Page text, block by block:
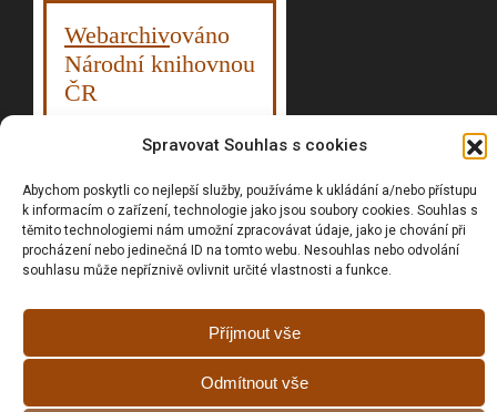
Spravovat Souhlas s cookies
Abychom poskytli co nejlepší služby, používáme k ukládání a/nebo přístupu
k informacím o zařízení, technologie jako jsou soubory cookies. Souhlas s
těmito technologiemi nám umožní zpracovávat údaje, jako je chování při
procházení nebo jedinečná ID na tomto webu. Nesouhlas nebo odvolání
souhlasu může nepříznivě ovlivnit určité vlastnosti a funkce.
Příjmout vše
Odmítnout vše
Webarchivováno
Národní knihovnou
ČR
Vyhledávání
Zásady cookies (EU)
GDPR